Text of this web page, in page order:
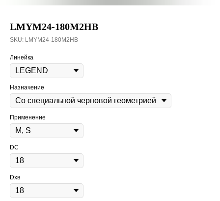
LMYM24-180M2HB
SKU: LMYM24-180M2HB
Линейка
Назначение
Применение
DC
Dхв